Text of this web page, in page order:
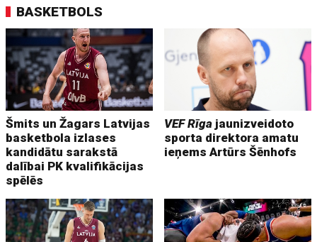
BASKETBOLS
Šmits un Žagars Latvijas
basketbola izlases
kandidātu sarakstā
dalībai PK kvalifikācijas
spēlēs
VEF Rīga jaunizveidoto
sporta direktora amatu
ieņems Artūrs Šēnhofs